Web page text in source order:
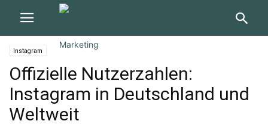
Instagram
Offizielle Nutzerzahlen:
Instagram in Deutschland und
Weltweit